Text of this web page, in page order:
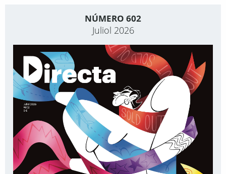
NÚMERO 602
Juliol 2026